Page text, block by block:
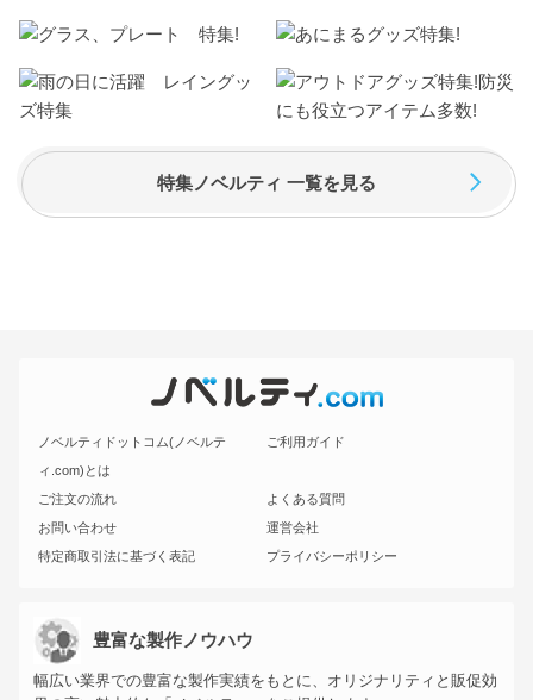
特集ノベルティ 一覧を見る
ノベルティドットコム(ノベルテ
ィ.com)とは
ご利用ガイド
ご注文の流れ
よくある質問
お問い合わせ
運営会社
特定商取引法に基づく表記
プライバシーポリシー
豊富な製作ノウハウ
幅広い業界での豊富な製作実績をもとに、オリジナリティと販促効